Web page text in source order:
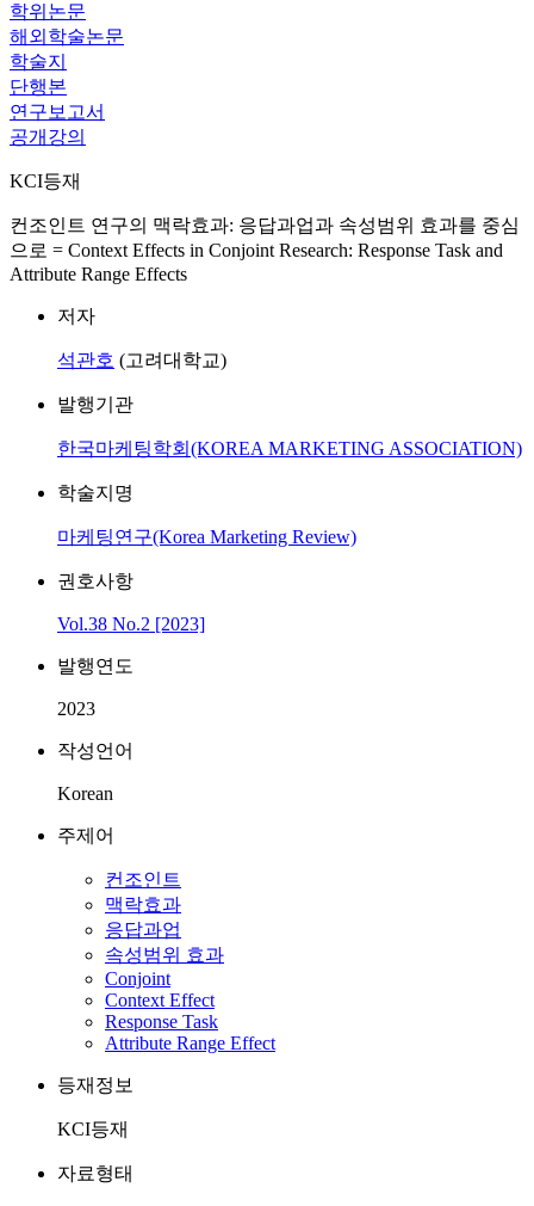
학위논문
해외학술논문
학술지
단행본
연구보고서
공개강의
KCI등재
컨조인트 연구의 맥락효과: 응답과업과 속성범위 효과를 중심
으로 = Context Effects in Conjoint Research: Response Task and
Attribute Range Effects
저자
석관호 (고려대학교)
발행기관
한국마케팅학회(KOREA MARKETING ASSOCIATION)
학술지명
마케팅연구(Korea Marketing Review)
권호사항
Vol.38 No.2 [2023]
발행연도
2023
작성언어
Korean
주제어
컨조인트
맥락효과
응답과업
속성범위 효과
Conjoint
Context Effect
Response Task
Attribute Range Effect
등재정보
KCI등재
자료형태